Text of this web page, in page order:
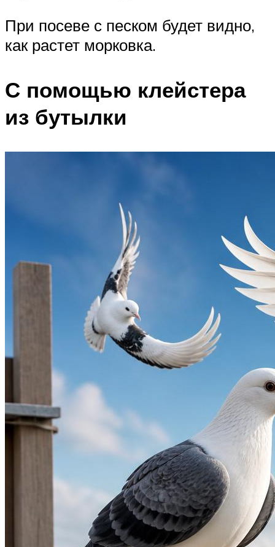
При посеве с песком будет видно,
как растет морковка.
С помощью клейстера
из бутылки